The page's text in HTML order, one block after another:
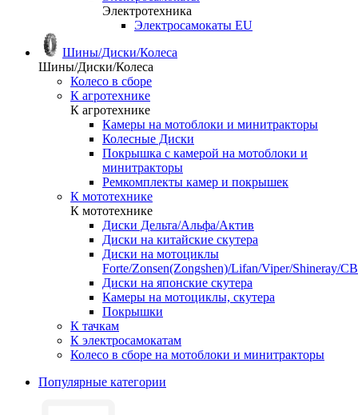
Электротехника
Электросамокаты EU
Шины/Диски/Колеса
Шины/Диски/Колеса
Колесо в сборе
К агротехнике
К агротехнике
Камеры на мотоблоки и минитракторы
Колесные Диски
Покрышка с камерой на мотоблоки и
минитракторы
Ремкомплекты камер и покрышек
К мототехнике
К мототехнике
Диски Дельта/Альфа/Актив
Диски на китайские скутера
Диски на мотоциклы
Forte/Zonsen(Zongshen)/Lifan/Viper/Shineray/CB
Диски на японские скутера
Камеры на мотоциклы, скутера
Покрышки
К тачкам
К электросамокатам
Колесо в сборе на мотоблоки и минитракторы
Популярные категории